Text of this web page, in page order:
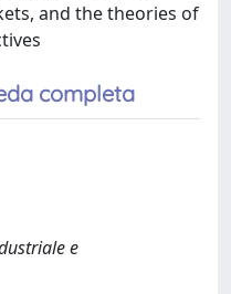
and the theories of
completa
e